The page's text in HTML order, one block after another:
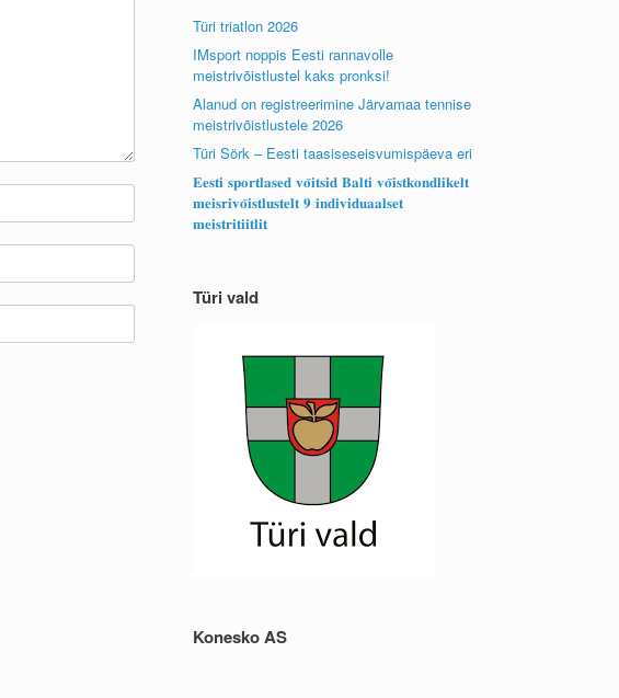
Türi triatlon 2026
IMsport noppis Eesti rannavolle
meistrivõistlustel kaks pronksi!
Alanud on registreerimine Järvamaa tennise
meistrivõistlustele 2026
Türi Sörk – Eesti taasiseseisvumispäeva eri
𝐄𝐞𝐬𝐭𝐢 𝐬𝐩𝐨𝐫𝐭𝐥𝐚𝐬𝐞𝐝 𝐯𝐨̃𝐢𝐭𝐬𝐢𝐝 𝐁𝐚𝐥𝐭𝐢 𝐯𝐨̃𝐢𝐬𝐭𝐤𝐨𝐧𝐝𝐥𝐢𝐤𝐞𝐥𝐭
𝐦𝐞𝐢𝐬𝐫𝐢𝐯𝐨̃𝐢𝐬𝐭𝐥𝐮𝐬𝐭𝐞𝐥𝐭 𝟗 𝐢𝐧𝐝𝐢𝐯𝐢𝐝𝐮𝐚𝐚𝐥𝐬𝐞𝐭
𝐦𝐞𝐢𝐬𝐭𝐫𝐢𝐭𝐢𝐢𝐭𝐥𝐢𝐭
Türi vald
Konesko AS